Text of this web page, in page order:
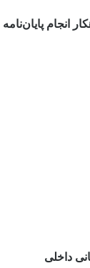
انجام پایان‌نامه
داخلی